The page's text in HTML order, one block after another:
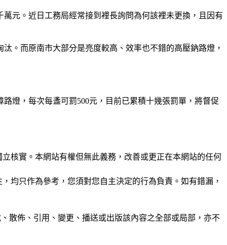
元。近日工務局經常接到裡長詢問為何該裡未更換，且因有
。而原南市大部分是亮度較高、效率也不錯的高壓鈉路燈，
燈，每次每盞可罰500元，目前已累積十幾張罰單，將督促
核實。本網站有權但無此義務，改善或更正在本網站的任何
均只作為參考，您須對您自主決定的行為負責。如有錯漏，
散佈、引用、變更、播送或出版該內容之全部或局部，亦不